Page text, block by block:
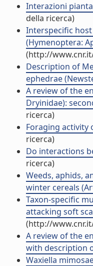
Interazioni
della ricerca)
Interspecific
(Hymenoptera:
(http://
Description of
ephedrae
A review of the
Dryinidae):
ricerca)
Foraging activity
ricerca)
Do interactions
ricerca)
Weeds, aphids,
winter cereals
Taxon-specific
attacking soft
(http://
A review of the
with description
Waxiella